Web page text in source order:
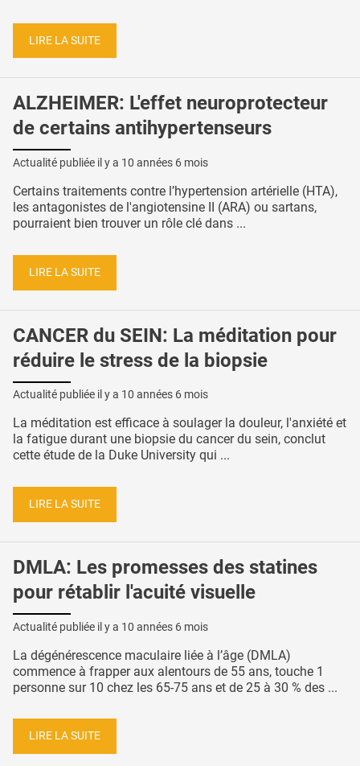
LIRE LA SUITE
ALZHEIMER: L'effet neuroprotecteur
de certains antihypertenseurs
Actualité publiée il y a 10 années 6 mois
Certains traitements contre l’hypertension artérielle (HTA),
les antagonistes de l'angiotensine II (ARA) ou sartans,
pourraient bien trouver un rôle clé dans ...
LIRE LA SUITE
CANCER du SEIN: La méditation pour
réduire le stress de la biopsie
Actualité publiée il y a 10 années 6 mois
La méditation est efficace à soulager la douleur, l'anxiété et
la fatigue durant une biopsie du cancer du sein, conclut
cette étude de la Duke University qui ...
LIRE LA SUITE
DMLA: Les promesses des statines
pour rétablir l'acuité visuelle
Actualité publiée il y a 10 années 6 mois
La dégénérescence maculaire liée à l’âge (DMLA)
commence à frapper aux alentours de 55 ans, touche 1
personne sur 10 chez les 65-75 ans et de 25 à 30 % des ...
LIRE LA SUITE